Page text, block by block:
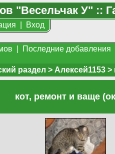
"Весельчак У" ::
Вход
Последние добавления
раздел > Алексей1153 >
кот, ремонт и ваще